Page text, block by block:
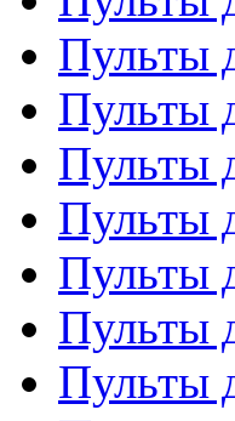
Пульты
Пульты
Пульты
Пульты
Пульты
Пульты
Пульты